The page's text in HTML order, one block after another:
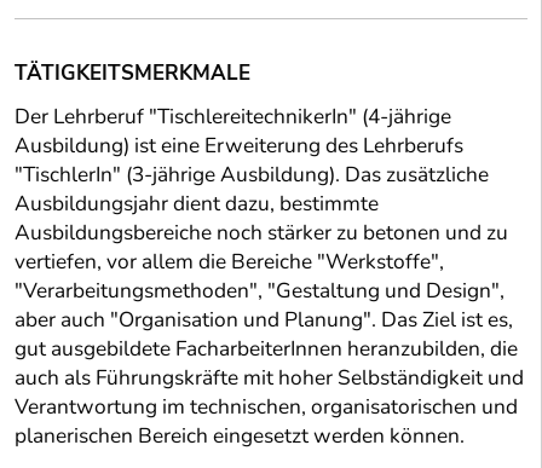
TÄTIGKEITSMERKMALE
Der Lehrberuf "TischlereitechnikerIn" (4-jährige
Ausbildung) ist eine Erweiterung des Lehrberufs
"TischlerIn" (3-jährige Ausbildung). Das zusätzliche
Ausbildungsjahr dient dazu, bestimmte
Ausbildungsbereiche noch stärker zu betonen und zu
vertiefen, vor allem die Bereiche "Werkstoffe",
"Verarbeitungsmethoden", "Gestaltung und Design",
aber auch "Organisation und Planung". Das Ziel ist es,
gut ausgebildete FacharbeiterInnen heranzubilden, die
auch als Führungskräfte mit hoher Selbständigkeit und
Verantwortung im technischen, organisatorischen und
planerischen Bereich eingesetzt werden können.